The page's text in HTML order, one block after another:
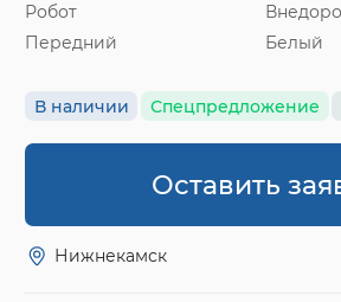
Робот
Передний
Белый
В наличии Спецпредложение
Оставить
Нижнекамск